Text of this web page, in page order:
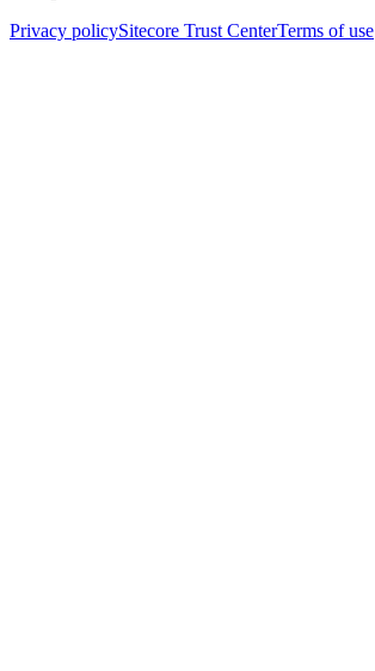
Privacy policySitecore Trust CenterTerms of use